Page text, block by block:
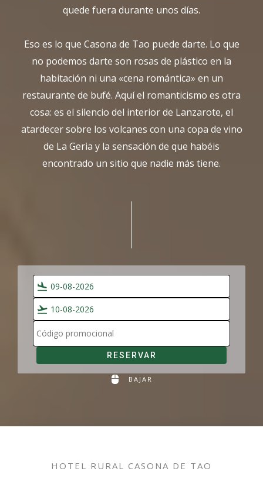
quede fuera durante unos días.
Eso es lo que Casona de Tao puede darte. Lo que
no podemos darte son rosas de plástico en la
habitación ni una «cena romántica» en un
restaurante de bufé. Aquí el romanticismo es otra
cosa: es el silencio del interior de Lanzarote, el
atardecer sobre los volcanes con una copa de vino
de La Geria y la sensación de que habéis
encontrado un sitio que nadie más tiene.
flight_land
flight_takeoff
RESERVAR
BAJAR
HOTEL RURAL CASONA DE TAO